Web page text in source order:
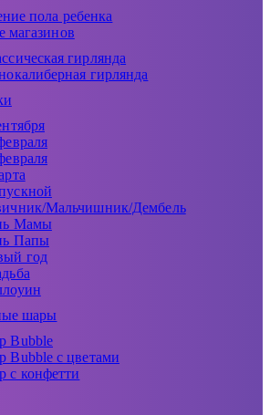
пола ребенка
магазинов
гирлянда
гирлянда
Мальчишник/Дембель
Мамы
Папы
год
шары
Bubble
Bubble с цветами
с конфетти